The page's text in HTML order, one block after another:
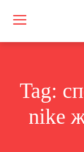
Tag:
nike